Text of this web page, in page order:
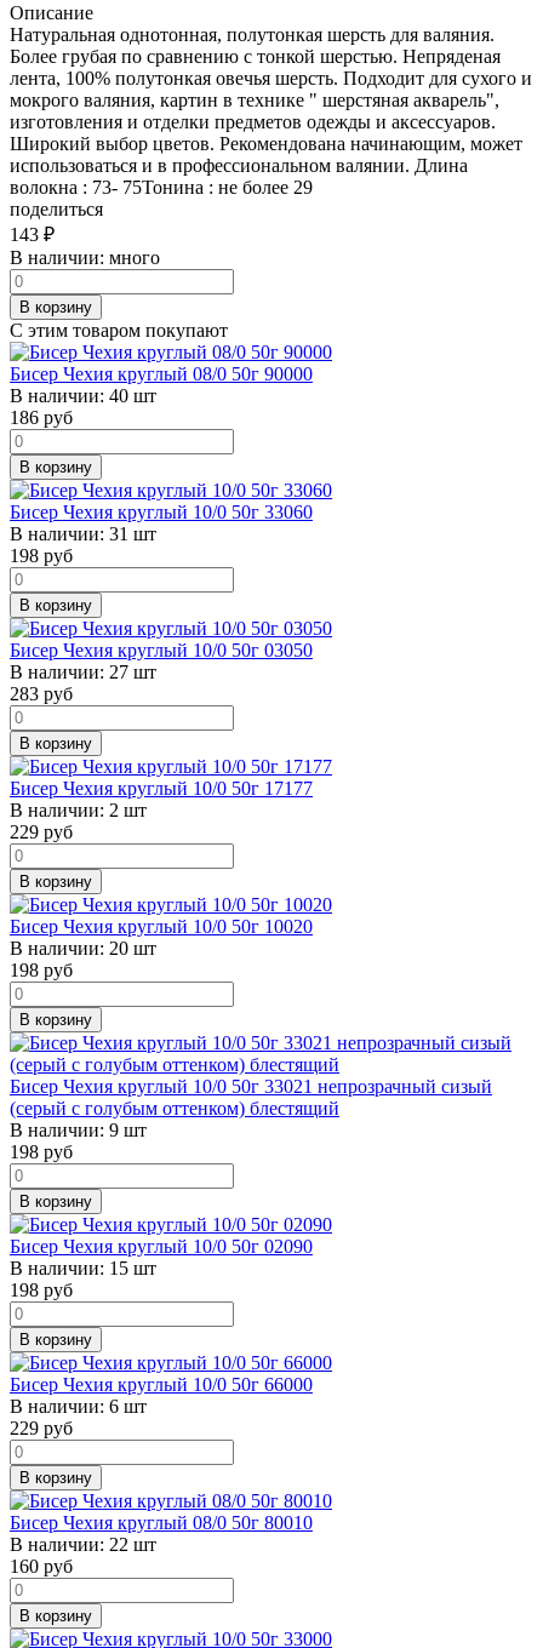
Описание
Натуральная однотонная, полутонкая шерсть для валяния.
Более грубая по сравнению с тонкой шерстью. Непряденая
лента, 100% полутонкая овечья шерсть. Подходит для сухого и
мокрого валяния, картин в технике " шерстяная акварель",
изготовления и отделки предметов одежды и аксессуаров.
Широкий выбор цветов. Рекомендована начинающим, может
использоваться и в профессиональном валянии. Длина
волокна : 73- 75Тонина : не более 29
поделиться
143 ₽
В наличии: много
В корзину
С этим товаром покупают
Бисер Чехия круглый 08/0 50г 90000
В наличии: 40 шт
186 руб
В корзину
Бисер Чехия круглый 10/0 50г 33060
В наличии: 31 шт
198 руб
В корзину
Бисер Чехия круглый 10/0 50г 03050
В наличии: 27 шт
283 руб
В корзину
Бисер Чехия круглый 10/0 50г 17177
В наличии: 2 шт
229 руб
В корзину
Бисер Чехия круглый 10/0 50г 10020
В наличии: 20 шт
198 руб
В корзину
Бисер Чехия круглый 10/0 50г 33021 непрозрачный сизый
(серый с голубым оттенком) блестящий
В наличии: 9 шт
198 руб
В корзину
Бисер Чехия круглый 10/0 50г 02090
В наличии: 15 шт
198 руб
В корзину
Бисер Чехия круглый 10/0 50г 66000
В наличии: 6 шт
229 руб
В корзину
Бисер Чехия круглый 08/0 50г 80010
В наличии: 22 шт
160 руб
В корзину